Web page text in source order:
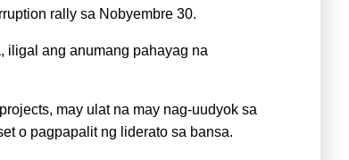
rally sa Nobyembre 30.
iligal ang anumang pahayag na
may ulat na may nag-uudyok sa
o pagpapalit ng liderato sa bansa.